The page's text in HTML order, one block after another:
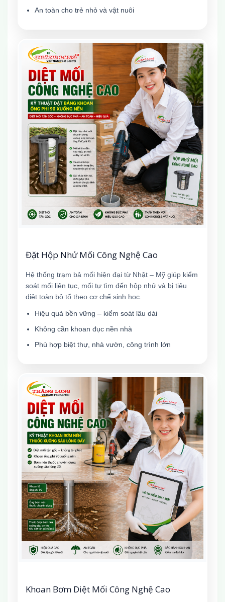
An toàn cho trẻ nhỏ và vật nuôi
Đặt Hộp Nhử Mối Công Nghệ Cao
Hệ thống trạm bả mối hiện đại từ Nhật – Mỹ giúp kiểm
soát mối liên tục, mối tự tìm đến hộp nhử và bị tiêu
diệt toàn bộ tổ theo cơ chế sinh học.
Hiệu quả bền vững – kiểm soát lâu dài
Không cần khoan đục nền nhà
Phù hợp biệt thự, nhà vườn, công trình lớn
Khoan Bơm Diệt Mối Công Nghệ Cao